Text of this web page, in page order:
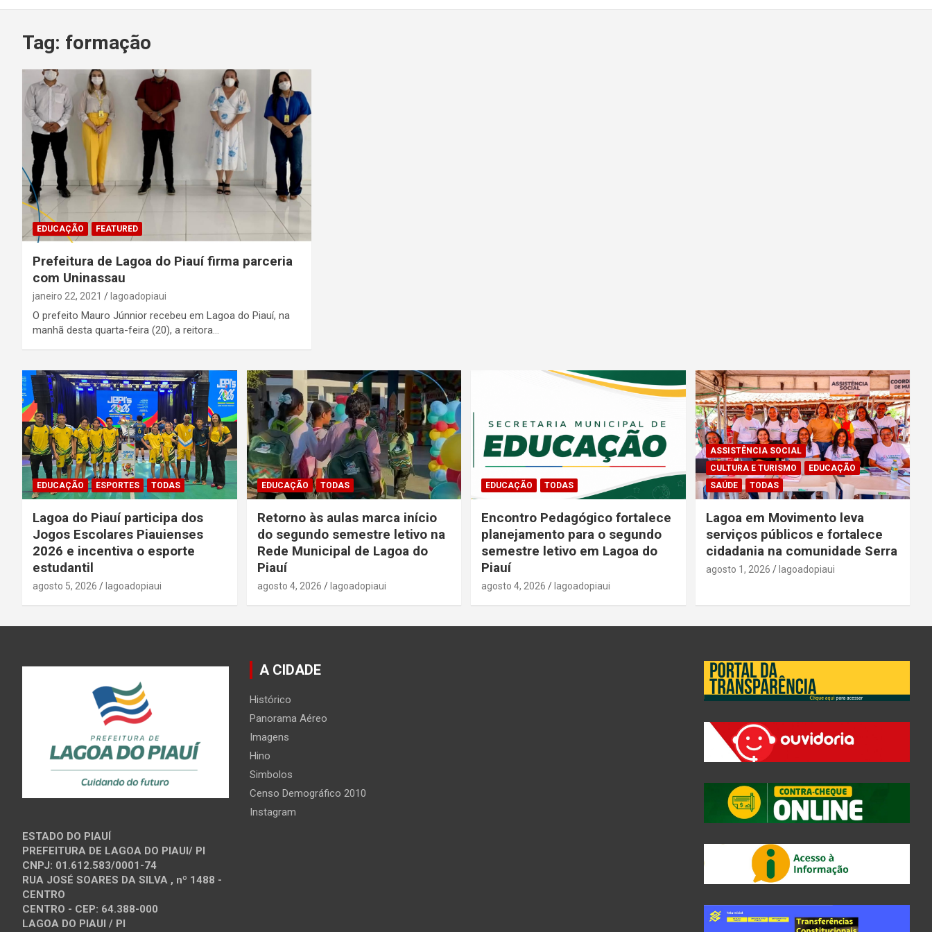
Tag: formação
EDUCAÇÃO FEATURED
Prefeitura de Lagoa do Piauí firma parceria
com Uninassau
janeiro 22, 2021 lagoadopiaui
O prefeito Mauro Júnnior recebeu em Lagoa do Piauí, na
manhã desta quarta-feira (20), a reitora…
EDUCAÇÃO ESPORTES TODAS
Lagoa do Piauí participa dos
Jogos Escolares Piauienses
2026 e incentiva o esporte
estudantil
agosto 5, 2026 lagoadopiaui
EDUCAÇÃO TODAS
Retorno às aulas marca início
do segundo semestre letivo na
Rede Municipal de Lagoa do
Piauí
agosto 4, 2026 lagoadopiaui
EDUCAÇÃO TODAS
Encontro Pedagógico fortalece
planejamento para o segundo
semestre letivo em Lagoa do
Piauí
agosto 4, 2026 lagoadopiaui
ASSISTÊNCIA SOCIAL
CULTURA E TURISMO
EDUCAÇÃO
SAÚDE
TODAS
Lagoa em Movimento leva
serviços públicos e fortalece
cidadania na comunidade Serra
agosto 1, 2026 lagoadopiaui
ESTADO DO PIAUÍ
PREFEITURA DE LAGOA DO PIAUI/ PI
CNPJ: 01.612.583/0001-74
RUA JOSÉ SOARES DA SILVA , nº 1488 -
CENTRO
CENTRO - CEP: 64.388-000
LAGOA DO PIAUI / PI
A CIDADE
Histórico
Panorama Aéreo
Imagens
Hino
Simbolos
Censo Demográfico 2010
Instagram